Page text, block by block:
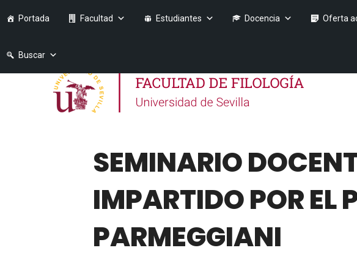
Portada Facultad Estudiantes Docencia Oferta
Buscar
SEMINARIO
IMPARTIDO POR EL
PARMEGGIANI